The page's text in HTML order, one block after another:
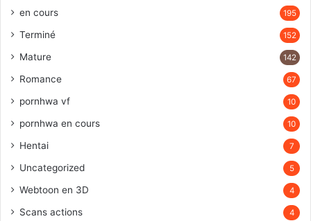
en cours 195
Terminé 152
Mature 142
Romance 67
pornhwa vf 10
pornhwa en cours 10
Hentai 7
Uncategorized 5
Webtoon en 3D 4
Scans actions 4